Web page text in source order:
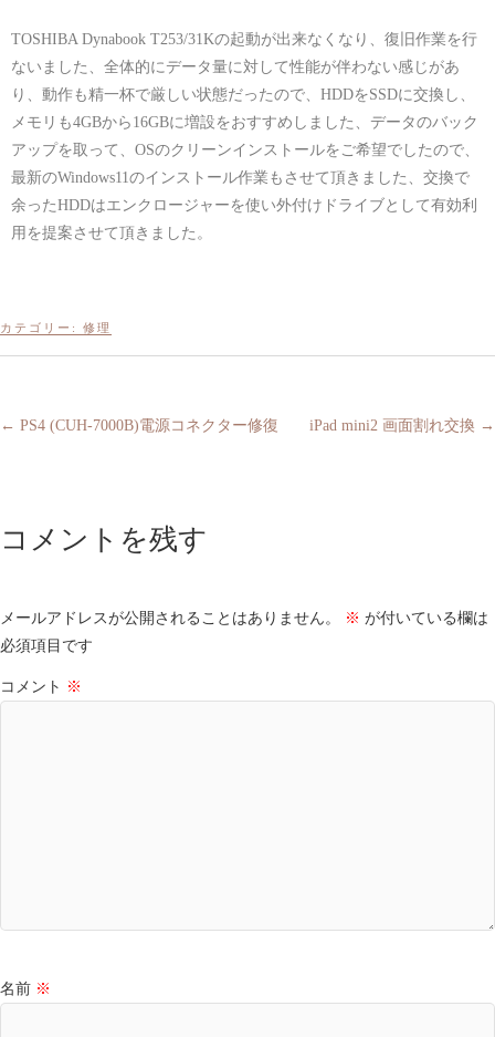
TOSHIBA Dynabook T253/31Kの起動が出来なくなり、復旧作業を行
ないました、全体的にデータ量に対して性能が伴わない感じがあ
り、動作も精一杯で厳しい状態だったので、HDDをSSDに交換し、
メモリも4GBから16GBに増設をおすすめしました、データのバック
アップを取って、OSのクリーンインストールをご希望でしたので、
最新のWindows11のインストール作業もさせて頂きました、交換で
余ったHDDはエンクロージャーを使い外付けドライブとして有効利
用を提案させて頂きました。
カテゴリー: 修理
← PS4 (CUH-7000B)電源コネクター修復 iPad mini2 画面割れ交換 →
コメントを残す
メールアドレスが公開されることはありません。 ※ が付いている欄は
必須項目です
コメント ※
名前 ※